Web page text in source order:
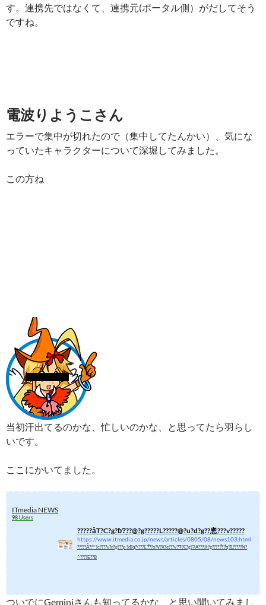
す。連携先ではなくて、連携元(ポータル側）がだしてそう
ですね。
電波りようこさん
エラーで集中が切れたので（集中してたんかい）、気にな
っていたキャラクターについて深堀してみました。
この方ね
当初汗出てるのかな、忙しいのかな、と思ってたら羽らし
いです。
ここにかいてました。
ITmedia NEWS
98 Users
?????ȃT?C?g?ɓ?̖??@?g?????L?????@?u?d?g??悤???v?????
https://www.itmedia.co.jp/news/articles/0805/08/news103.html
?????Ȃ??^?c????u?d?g???p ?d?q?\???E?͂??o?V?X?e???v?̃T?C?g?ɁA???@?g?????̏??̎q?̃L?????N?
^????Ƃ??B
ついでにGeminiさんも知ってるかな、と思い聞いてみまし